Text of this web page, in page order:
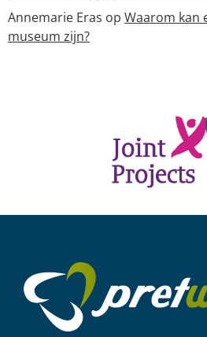
Annemarie Eras op Waarom kan
museum zijn?